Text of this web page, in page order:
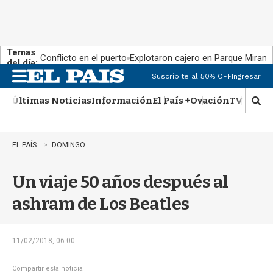
Temas
del día: Conflicto en el puerto Explotaron cajero en Parque
n
u
Suscribite al 50% OFFIngresar
Últimas NoticiasInformaciónEl País +OvaciónTV Show
M
o
e
EL PAÍS DOMINGO
Un viaje 50 años después al
ashram de Los Beatles
11/02/2018, 06:00
Compartir esta noticia